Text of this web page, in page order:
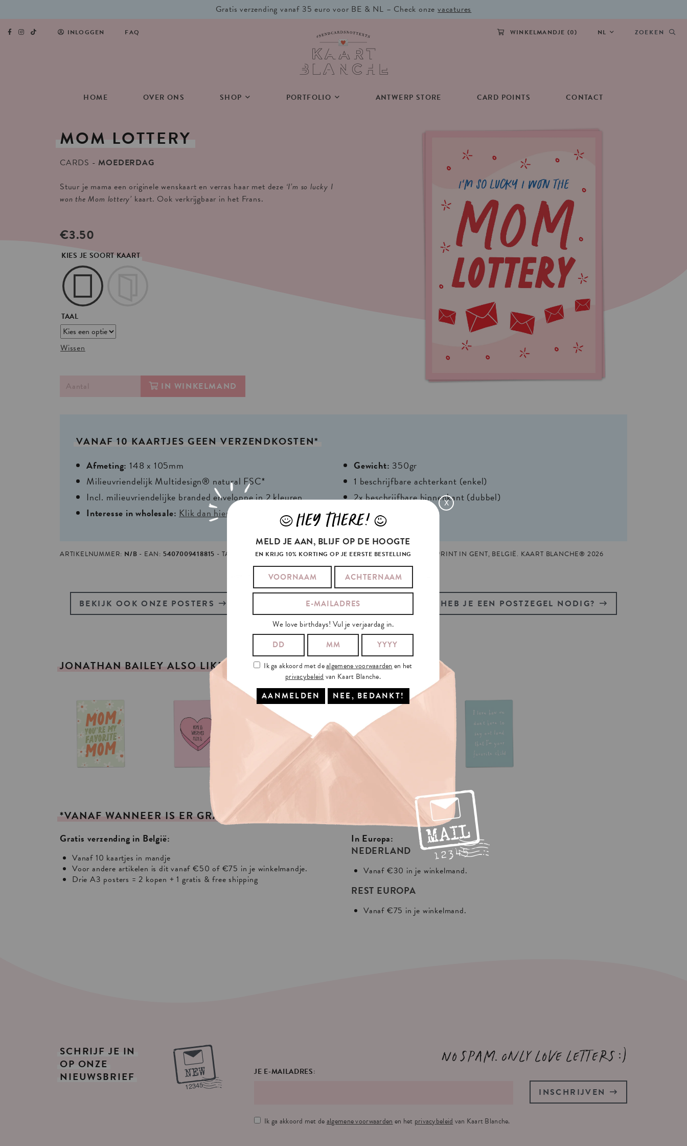
Gratis verzending vanaf 35 euro voor BE & NL – Check onzevacatures
INLOGGEN FAQ WINKELMANDJE (0) NL ZOEKEN
HOME OVER ONS SHOP PORTFOLIO ANTWERP STORE CARD POINTS CONTACT
MOM LOTTERY
CARDS
MOEDERDAG
Stuur je mama een originele wenskaart en verras haar met deze ‘I’m so lucky I
won the Mom lottery’ kaart. Ook verkrijgbaar in het Frans.
€3.50
KIES JE SOORT KAART
TAAL
Wissen
IN WINKELMAND
VANAF 10 KAARTJES GEEN VERZENDKOSTEN*
Afmeting: 148 x 105mm Gewicht: 350gr
Milieuvriendelijk Multidesign® natural FSC*
1 beschrijfbare achterkant (enkel)
Incl. milieuvriendelijke branded enveloppe in 2 kleuren
2x beschrijfbare binnenkant (dubbel)
Interesse in wholesale: Klik dan hier
ARTIKELNUMMER: N/B EAN: 5407009418815 TAGS: FRANS,LOTERIJ ,MAMA, MOEDERDAGGEMAAKT EN GEPRINT IN GENT, BELGIË. KAART BLANCHE® 2026
BEKIJK OOK ONZE POSTERS BEKIJK OOK ONZE GIFT-TAGS HEB JE EEN POSTZEGEL NODIG?
JONATHAN BAILEY ALSO LIKED
*VANAF WANNEER IS ER GRATIS VERZENDING?
Gratis verzending in België:
Vanaf 10 kaartjes in mandje
Voor andere artikelen is dit vanaf €50 of €75 in je winkelmandje.
Drie A3 posters = 2 kopen + 1 gratis & free shipping
In Europa:
NEDERLAND
Vanaf €30 in je winkelmand.
REST EUROPA
Vanaf €75 in je winkelmand.
SCHRIJF JE IN
OP ONZE
NIEUWSBRIEF
No spam. Only love letters :)
JE E-MAILADRES:
Ik ga akkoord met dealgemene voorwaarden en het privacybeleid van Kaart Blanche.
INSCHRIJVEN
X
JHEY THERE! L
MELD JE AAN, BLIJF OP DE HOOGTE
EN KRIJG 10% KORTING OP JE EERSTE BESTELLING
We love birthdays! Vul je verjaardag in.
Ik ga akkoord met dealgemene voorwaarden en het
privacybeleid van Kaart Blanche.